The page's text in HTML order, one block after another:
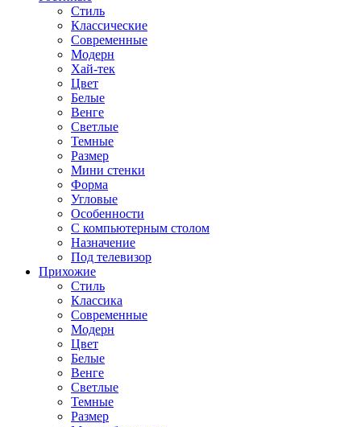
Стиль
Классические
Современные
Модерн
Хай-тек
Цвет
Белые
Венге
Светлые
Темные
Размер
Мини стенки
Форма
Угловые
Особенности
С компьютерным столом
Назначение
Под телевизор
Прихожие
Стиль
Классика
Современные
Модерн
Цвет
Белые
Венге
Светлые
Темные
Размер